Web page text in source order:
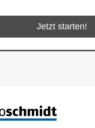
Jetzt starten!